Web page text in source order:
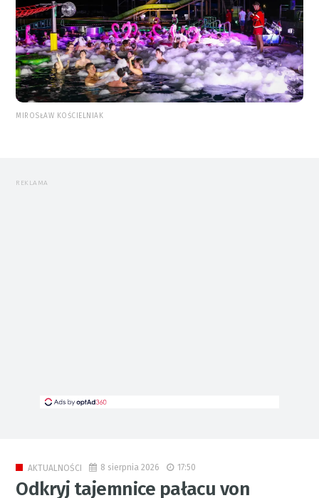
MIROSŁAW KOŚCIELNIAK
REKLAMA
AKTUALNOŚCI 8 sierpnia 2026 17:50
Odkryj tajemnice pałacu von